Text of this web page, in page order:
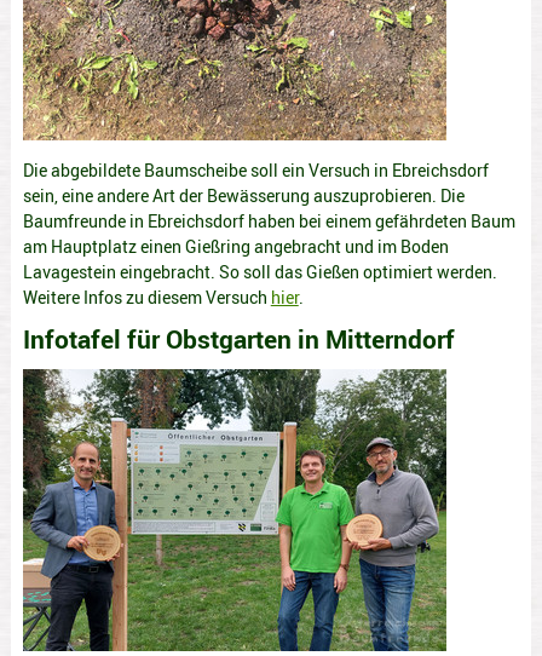
Die abgebildete Baumscheibe soll ein Versuch in Ebreichsdorf
sein, eine andere Art der Bewässerung auszuprobieren. Die
Baumfreunde in Ebreichsdorf haben bei einem gefährdeten Baum
am Hauptplatz einen Gießring angebracht und im Boden
Lavagestein eingebracht. So soll das Gießen optimiert werden.
Weitere Infos zu diesem Versuch hier.
Infotafel für Obstgarten in Mitterndorf